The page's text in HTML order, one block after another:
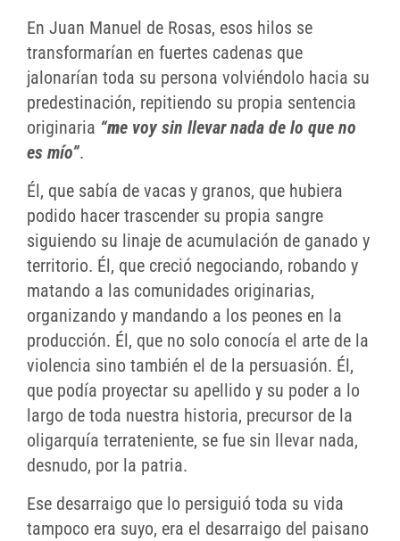
En Juan Manuel de Rosas, esos hilos se
transformarían en fuertes cadenas que
jalonarían toda su persona volviéndolo hacia su
predestinación, repitiendo su propia sentencia
originaria “me voy sin llevar nada de lo que no
es mío”.
Él, que sabía de vacas y granos, que hubiera
podido hacer trascender su propia sangre
siguiendo su linaje de acumulación de ganado y
territorio. Él, que creció negociando, robando y
matando a las comunidades originarias,
organizando y mandando a los peones en la
producción. Él, que no solo conocía el arte de la
violencia sino también el de la persuasión. Él,
que podía proyectar su apellido y su poder a lo
largo de toda nuestra historia, precursor de la
oligarquía terrateniente, se fue sin llevar nada,
desnudo, por la patria.
Ese desarraigo que lo persiguió toda su vida
tampoco era suyo, era el desarraigo del paisano